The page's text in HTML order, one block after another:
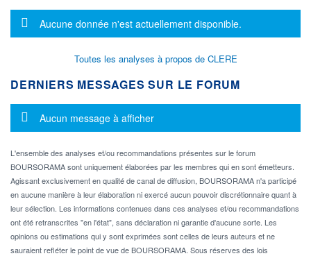
Message d'information
Aucune donnée n'est actuellement disponible.
Toutes les analyses à propos de CLERE
DERNIERS MESSAGES SUR LE FORUM
Message d'information
Aucun message à afficher
L'ensemble des analyses et/ou recommandations présentes sur le forum
BOURSORAMA sont uniquement élaborées par les membres qui en sont émetteurs.
Agissant exclusivement en qualité de canal de diffusion, BOURSORAMA n'a participé
en aucune manière à leur élaboration ni exercé aucun pouvoir discrétionnaire quant à
leur sélection. Les informations contenues dans ces analyses et/ou recommandations
ont été retranscrites "en l'état", sans déclaration ni garantie d'aucune sorte. Les
opinions ou estimations qui y sont exprimées sont celles de leurs auteurs et ne
sauraient refléter le point de vue de BOURSORAMA. Sous réserves des lois